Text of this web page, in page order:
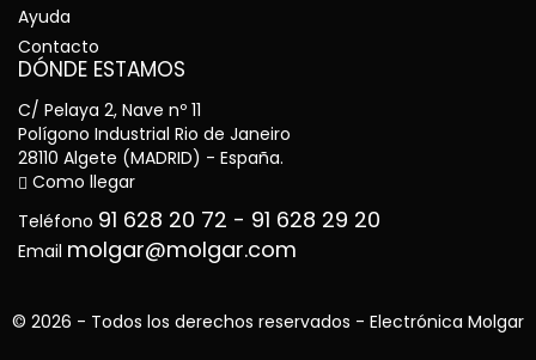
Ayuda
Contacto
DÓNDE ESTAMOS
C/ Pelaya 2, Nave nº 11
Polígono Industrial Rio de Janeiro
28110 Algete (MADRID) - España.
Como llegar
Teléfono 91 628 20 72 - 91 628 29 20
Email molgar@molgar.com
© 2026 - Todos los derechos reservados - Electrónica Molgar